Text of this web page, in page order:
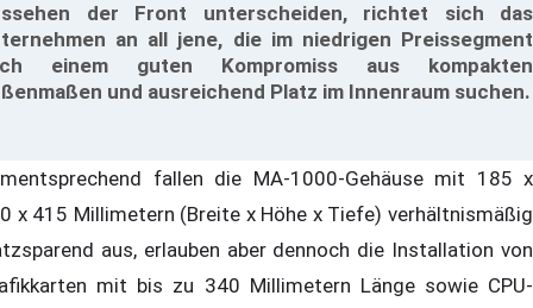
der Front unterscheiden, richtet sich das
an all jene, die im niedrigen Preissegment
einem guten Kompromiss aus kompakten
und ausreichend Platz im Innenraum suchen.
fallen die MA-1000-Gehäuse mit 185 x
x 415 Millimetern (Breite x Höhe x Tiefe) verhältnismäßig
aus, erlauben aber dennoch die Installation von
mit bis zu 340 Millimetern Länge sowie CPU-